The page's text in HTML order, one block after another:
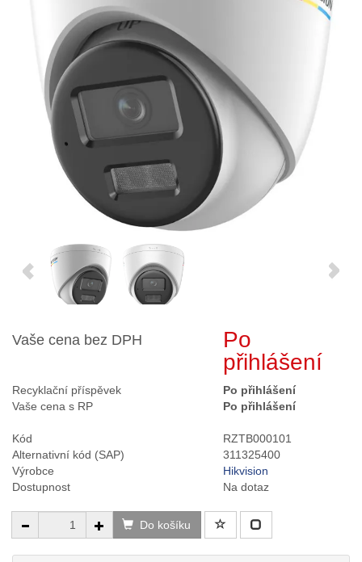
Vaše cena bez DPH
Po
přihlášení
Recyklační příspěvek
Po přihlášení
Vaše cena s RP
Po přihlášení
Kód
RZTB000101
Alternativní kód (SAP)
311325400
Výrobce
Hikvision
Dostupnost
Na dotaz
Do košíku